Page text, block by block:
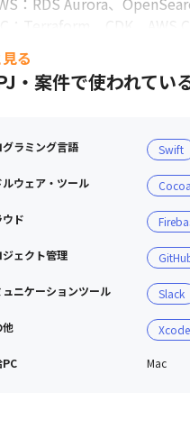
：Terraform、CDK、AWS
タリング・分析：New
：GitHub Actions
ル
：Swift、SwiftUI（※全体
：Kotlin Multiplatform
他
ュニケーション：
ボレーションツール：
ュメント：Notion
スコード管理：GitHub
る
・案件で使われてい
グラミング言語 Swift
ルウェア・ツール
ウド
ジェクト管理
ュニケーションツール Slack
他 Xcode
Mac